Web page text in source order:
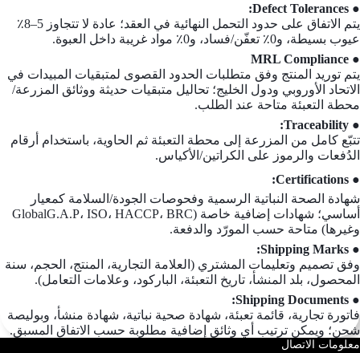
● Defect Tolerances:
يتم الاتفاق على حدود التحمل النهائية في العقد؛ عادة لا تتجاوز 5–8٪
عيوب بسيطة، و0٪ تعفّن/فساد، و0٪ مواد غريبة داخل العبوة.
● MRL Compliance
يتم توريد المنتج وفق متطلبات الحدود القصوى لمتبقيات المبيدات في
الاتحاد الأوروبي ودول الخليج؛ تحاليل متبقيات حديثة ووثائق المزرعة/
محطة التعبئة متاحة عند الطلب.
● Traceability:
تتبّع كامل من المزرعة إلى محطة التعبئة ثم الحاوية، باستخدام أرقام
الدُفعات والرموز على الكراتين/الأكياس.
● Certifications:
شهادة الصحة النباتية الرسمية وفحوصات الجودة/السلامة كمعيار
أساسي؛ شهادات إضافية خاصة (GlobalG.A.P، ISO، HACCP، BRC
وغيرها) متاحة حسب المورّد والدفعة.
● Shipping Marks:
وفق تصميم وتعليمات المشتري (العلامة التجارية، المنتج، الحجم، سنة
المحصول، بلد المنشأ، تاريخ التعبئة، الباركود، وعلامات التعامل).
● Shipping Documents:
فاتورة تجارية، قائمة تعبئة، شهادة صحية نباتية، شهادة منشأ، وبوليصة
شحن؛ ويمكن ترتيب أي وثائق إضافية مطلوبة حسب الاتفاق المسبق.
معلومات الاتصال